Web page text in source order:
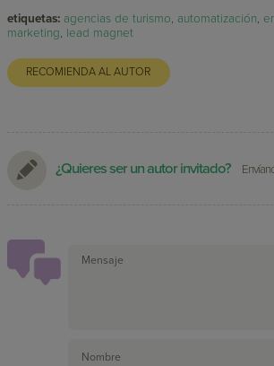
etiquetas: agencias de turismo, automatización,
marketing, lead magnet
RECOMIENDA AL AUTOR
¿Quieres ser un autor invitado?